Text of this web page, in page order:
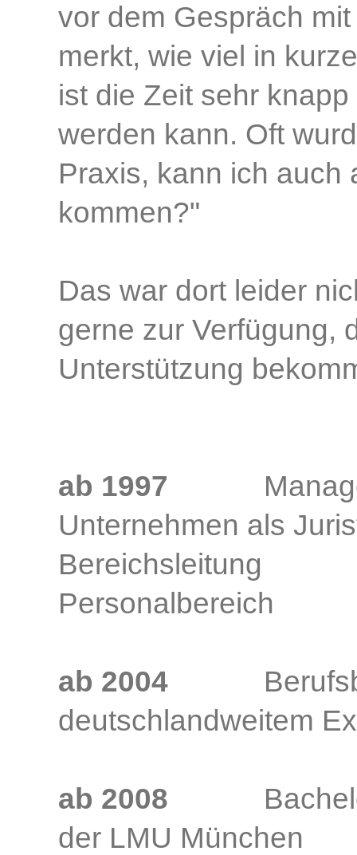
vor dem Gespräch
merkt, wie viel in
ist die Zeit sehr
werden kann. Oft
Praxis, kann ich auch
kommen?"
Das war dort leider
gerne zur Verfügung,
Unterstützung
ab 1997
Unternehmen als
Personalbereich
ab 2004
deutschlandweitem
ab 2008
der LMU München